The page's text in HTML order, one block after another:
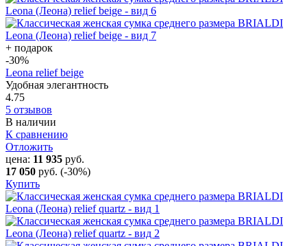
+ подарок
-30%
Leona relief beige
Удобная элегантность
4.75
5 отзывов
В наличии
К сравнению
Отложить
цена: 11 935 руб.
17 050 руб. (-30%)
Купить